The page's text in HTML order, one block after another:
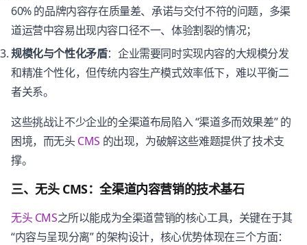
60% 的品牌内容存在质量差、承诺与交付不符的问题，多渠
道运营中容易出现内容口径不一、体验割裂的情况；
规模化与个性化矛盾：企业需要同时实现内容的大规模分发
和精准个性化，但传统内容生产模式效率低下，难以平衡二
者关系。
这些挑战让不少企业的全渠道布局陷入 “渠道多而效果差” 的
困境，而无头CMS 的出现，为破解这些难题提供了技术支
撑。
三、无头 CMS：全渠道内容营销的技术基石
无头 CMS之所以能成为全渠道营销的核心工具，关键在于其
“内容与呈现分离” 的架构设计，核心优势体现在三个方面：